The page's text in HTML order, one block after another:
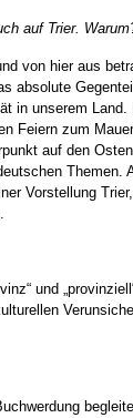
auf Trier.
von hier aus
absolute
in unserem
Feiern zum
auf den
Themen.
Vorstellung
und